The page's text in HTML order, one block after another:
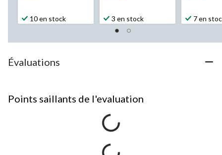
10 en stock 3 en stock 7 en
Évaluations
Points saillants de l'evaluation